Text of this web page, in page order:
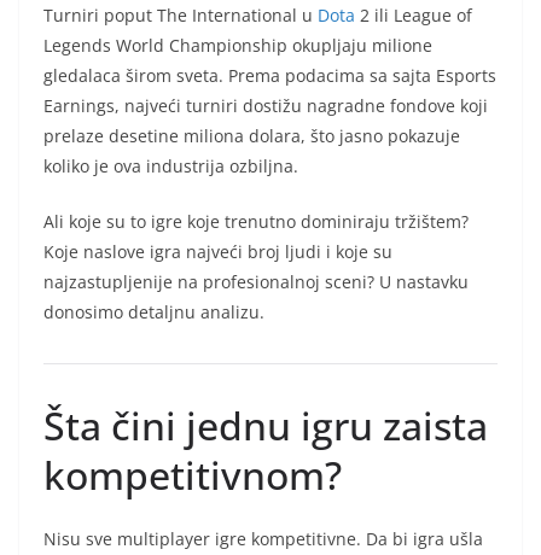
Turniri poput The International u Dota 2 ili League of
Legends World Championship okupljaju milione
gledalaca širom sveta. Prema podacima sa sajta Esports
Earnings, najveći turniri dostižu nagradne fondove koji
prelaze desetine miliona dolara, što jasno pokazuje
koliko je ova industrija ozbiljna.
Ali koje su to igre koje trenutno dominiraju tržištem?
Koje naslove igra najveći broj ljudi i koje su
najzastupljenije na profesionalnoj sceni? U nastavku
donosimo detaljnu analizu.
Šta čini jednu igru zaista
kompetitivnom?
Nisu sve multiplayer igre kompetitivne. Da bi igra ušla